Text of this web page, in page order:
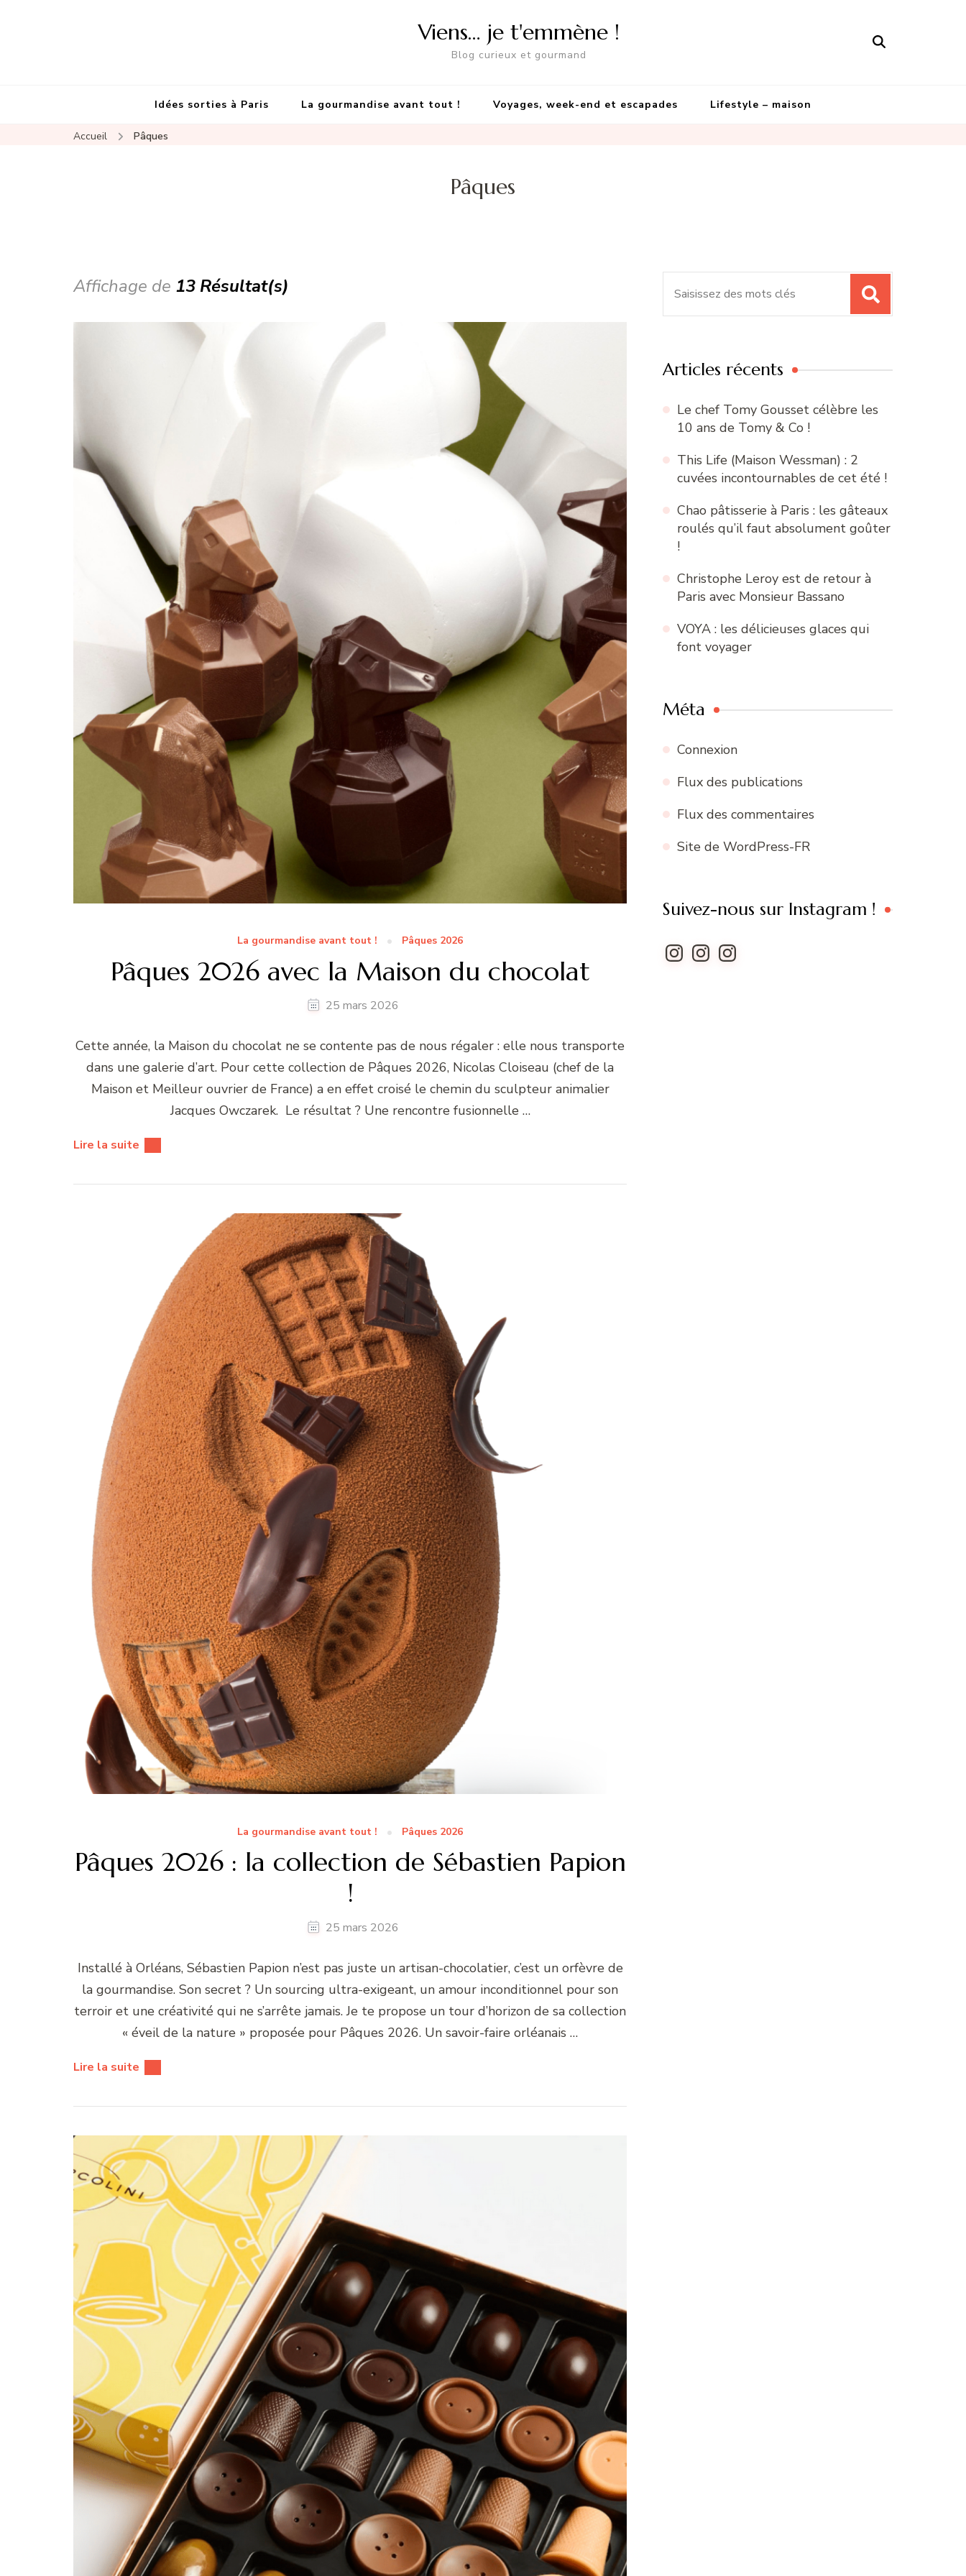
Viens… je t'emmène !
Blog curieux et gourmand
Idées sorties à Paris La gourmandise avant tout ! Voyages, week-end et escapades Lifestyle – maison
Accueil Pâques
Pâques
Affichage de 13 Résultat(s)
La gourmandise avant tout ! Pâques 2026
Pâques 2026 avec la Maison du chocolat
25 mars 2026
Cette année, la Maison du chocolat ne se contente pas de nous régaler : elle nous transporte
dans une galerie d’art. Pour cette collection de Pâques 2026, Nicolas Cloiseau (chef de la
Maison et Meilleur ouvrier de France) a en effet croisé le chemin du sculpteur animalier
Jacques Owczarek. Le résultat ? Une rencontre fusionnelle …
Lire la suite
La gourmandise avant tout ! Pâques 2026
Pâques 2026 : la collection de Sébastien Papion
!
25 mars 2026
Installé à Orléans, Sébastien Papion n’est pas juste un artisan-chocolatier, c’est un orfèvre de
la gourmandise. Son secret ? Un sourcing ultra-exigeant, un amour inconditionnel pour son
terroir et une créativité qui ne s’arrête jamais. Je te propose un tour d’horizon de sa collection
« éveil de la nature » proposée pour Pâques 2026. Un savoir-faire orléanais …
Lire la suite
Articles récents
Le chef Tomy Gousset célèbre les
10 ans de Tomy & Co !
This Life (Maison Wessman) : 2
cuvées incontournables de cet été !
Chao pâtisserie à Paris : les gâteaux
roulés qu’il faut absolument goûter
!
Christophe Leroy est de retour à
Paris avec Monsieur Bassano
VOYA : les délicieuses glaces qui
font voyager
Méta
Connexion
Flux des publications
Flux des commentaires
Site de WordPress-FR
Suivez-nous sur Instagram !
Instagram
InstagramInstagram